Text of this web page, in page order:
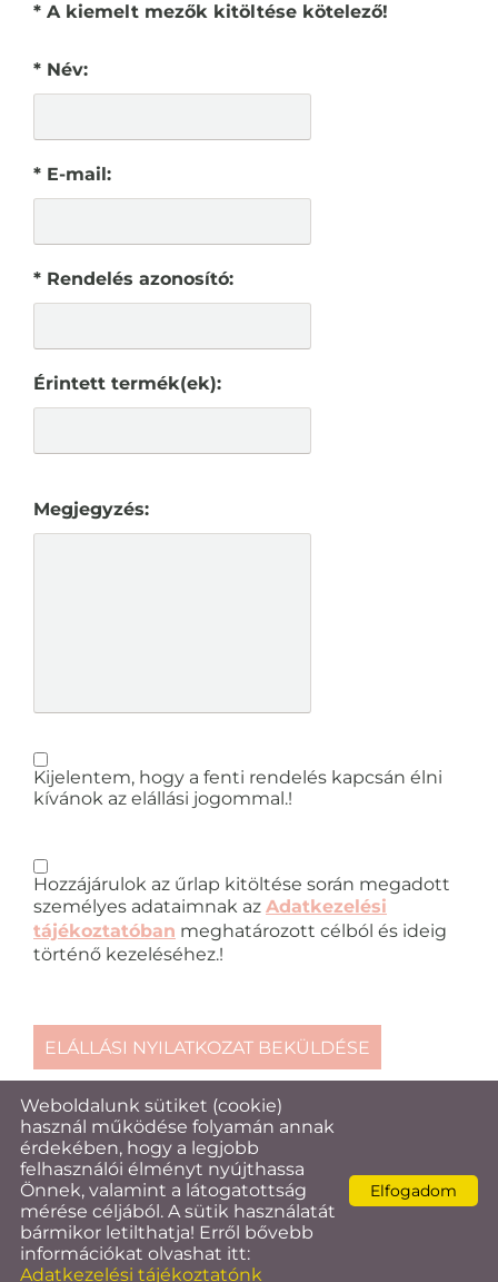
* A kiemelt mezők kitöltése kötelező!
* Név:
* E-mail:
* Rendelés azonosító:
Érintett termék(ek):
Megjegyzés:
Kijelentem, hogy a fenti rendelés kapcsán élni
kívánok az elállási jogommal.!
Hozzájárulok az űrlap kitöltése során megadott
személyes adataimnak az Adatkezelési
tájékoztatóban meghatározott célból és ideig
történő kezeléséhez.!
© 2026 - Egerszeghús Kft.
Oldal információklAdatkezelési tájékoztatól
ÁSZFlImpresszumlElállási nyilatkozat
Elfogadom
Weboldalunk sütiket (cookie)
használ működése folyamán annak
érdekében, hogy a legjobb
felhasználói élményt nyújthassa
Önnek, valamint a látogatottság
mérése céljából. A sütik használatát
bármikor letilthatja! Erről bővebb
információkat olvashat itt:
Adatkezelési tájékoztatónk